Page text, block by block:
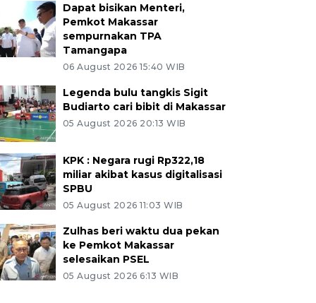
Dapat bisikan Menteri,
Pemkot Makassar
sempurnakan TPA
Tamangapa
06 August 2026 15:40 WIB
Legenda bulu tangkis Sigit
Budiarto cari bibit di Makassar
05 August 2026 20:13 WIB
KPK : Negara rugi Rp322,18
miliar akibat kasus digitalisasi
SPBU
05 August 2026 11:03 WIB
Zulhas beri waktu dua pekan
ke Pemkot Makassar
selesaikan PSEL
05 August 2026 6:13 WIB